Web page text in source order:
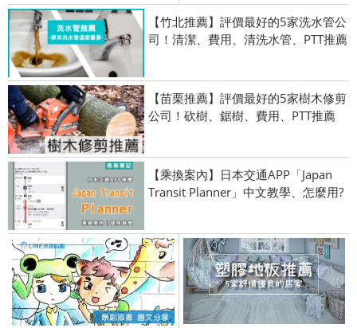
【竹北推薦】評價最好的5家洗水管公
司！清潔、費用、清洗水管、PTT推薦
【苗栗推薦】評價最好的5家樹木修剪
公司！砍樹、鋸樹、費用、PTT推薦
【乘換案內】日本交通APP「Japan
Transit Planner」中文教學、怎麼用?